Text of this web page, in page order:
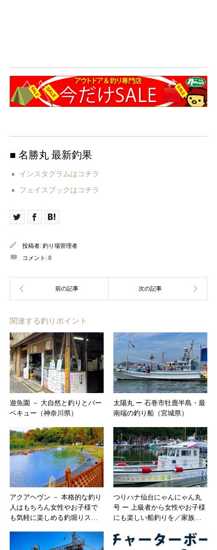
■ 名勝丸 最新釣果
インスタグラムはコチラ
フェイスブックはコチラ
投稿者: 釣り場管理者
コメント: 0
関連する釣りポイント
遊魚園 － 大自然と釣りとバー
ベキュー（神奈川県）
太陽丸 ー 石巻市牡鹿半島・最
南端の釣り船（宮城県）
アクアヘヴン － 本格的な釣り
人はもちろん女性やお子様で
も気軽に楽しめる釣堀りス…
つりハナ仙台にゃんにゃん丸
号 ー 上級者から女性やお子様
にも楽しい船釣りを／家族…